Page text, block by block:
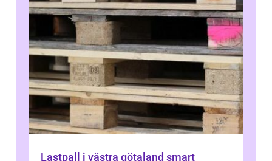
Lastpall i västra götaland smart